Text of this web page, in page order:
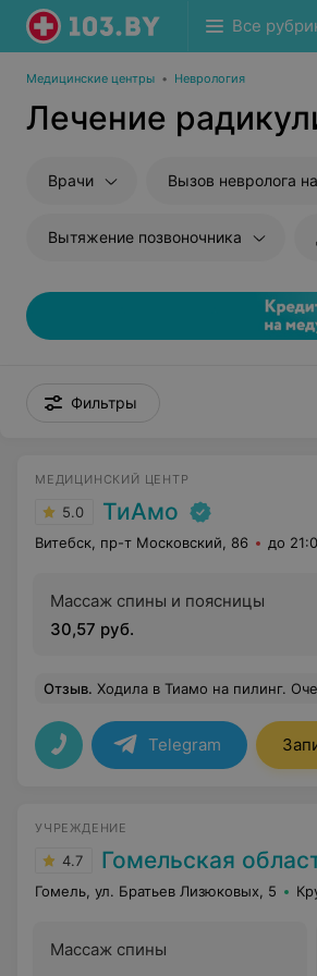
Все
Медицинские центры • Неврология
Лечение
Врачи Вызов невролога
Вытяжение позвоночника
Фильтры
МЕДИЦИНСКИЙ ЦЕНТР
5.0 ТиАмо
Витебск, пр-т Московский, 86 до
Массаж спины и поясницы
30,57 руб.
Отзыв. Ходила в Тиамо на пилинг. Очень понравилось обслуживание и, конечно
Telegram
УЧРЕЖДЕНИЕ
4.7 Гомельская
Гомель, ул. Братьев Лизюковых, 5
Массаж спины